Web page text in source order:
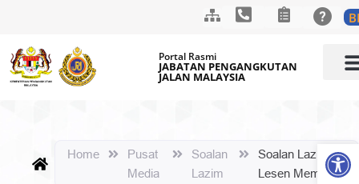
to
content
Portal Rasmi
JABATAN PENGANGKUTAN
JALAN MALAYSIA
Home
Pusat
Media
Soalan
Lazim
Soalan Lazim
Lesen Memandu